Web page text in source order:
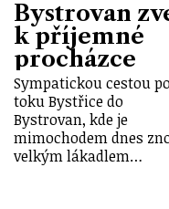
Bystrovan
k příjemné
procházce
Sympatickou cestou
toku Bystřice do
Bystrovan, kde je
mimochodem dnes
velkým lákadlem…